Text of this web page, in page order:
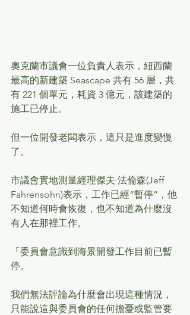
奧克蘭市議會一位負責人表示，紐西蘭
最高的新建築 Seascape 共有 56 層，共
有 221 個單元，耗資 3 億元，該建築的
施工已停止。
但一位開發老闆表示，這只是進度變慢
了。
市議會實地測量經理傑夫·法倫森(Jeff
Fahrensohn)表示，工作已經“暫停”，他
不知道何時會恢復，也不知道為什麼沒
有人在那裡工作。
「委員會意識到海景開發工作目前已暫
停。
我們無法評論為什麼會出現這種情況，
只能說這與委員會的任何擔憂或監管要